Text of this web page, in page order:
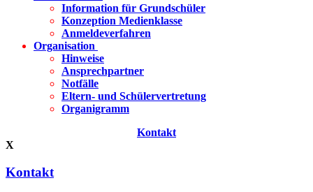
Information für Grundschüler
Konzeption Medienklasse
Anmeldeverfahren
Organisation
Hinweise
Ansprechpartner
Notfälle
Eltern- und Schülervertretung
Organigramm
Kontakt
X
Kontakt